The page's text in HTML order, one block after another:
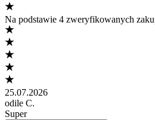
Na podstawie 4 zweryfikowanych
25.07.2026
odile C.
Super